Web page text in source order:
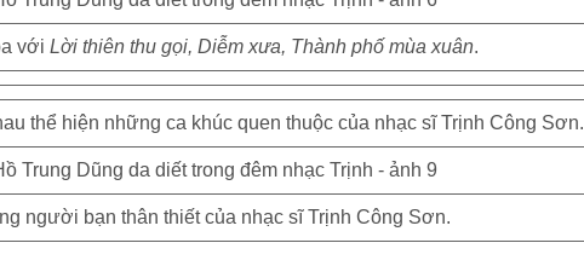
với Lời thiên thu gọi, Diễm xưa, Thành phố mùa xuân.
thể hiện những ca khúc quen thuộc của nhạc sĩ Trịnh Công Sơn.
người bạn thân thiết của nhạc sĩ Trịnh Công Sơn.